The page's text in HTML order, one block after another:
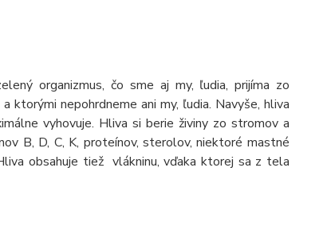
organizmus, čo sme aj my, ľudia, prijíma zo
nepohrdneme ani my, ľudia. Navyše, hliva
vyhovuje. Hliva si berie živiny zo stromov a
B, D, C, K, proteínov, sterolov, niektoré mastné
obsahuje tiež vlákninu, vďaka ktorej sa z tela